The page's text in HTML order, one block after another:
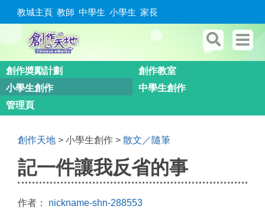
教城主頁 教師 中學生 小學生 家長
創作奬勵計劃
創作教室
小學生創作
中學生創作
管理頁
創作天地 > 小學生創作 > 散文／隨筆
記一件讓我反省的事
作者： nickname-shn-288553